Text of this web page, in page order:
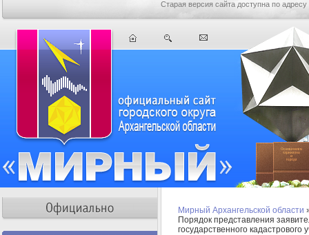
Старая версия сайта доступна по адресу
Мирный Архангельской области
Порядок представления
государственного